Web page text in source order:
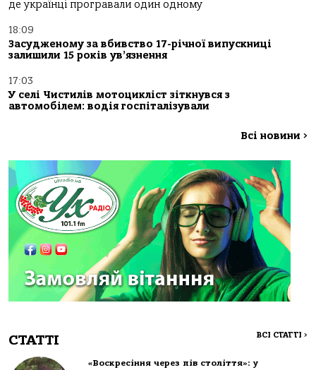
де українці програвали один одному
18:09
Засудженому за вбивство 17-річної випускниці
залишили 15 років ув’язнення
17:03
У селі Чистилів мотоцикліст зіткнувся з
автомобілем: водія госпіталізували
Всі новини >
СТАТТІ ВСІ СТАТТІ >
«Воскресіння через пів століття»: у